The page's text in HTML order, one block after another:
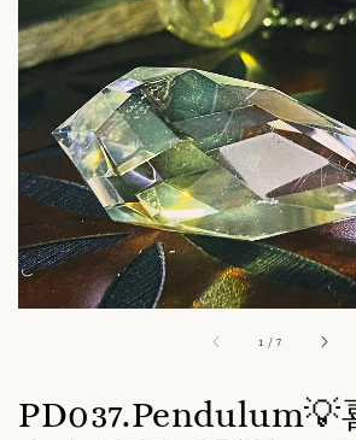
1 /7
PD037.Pendulum💡